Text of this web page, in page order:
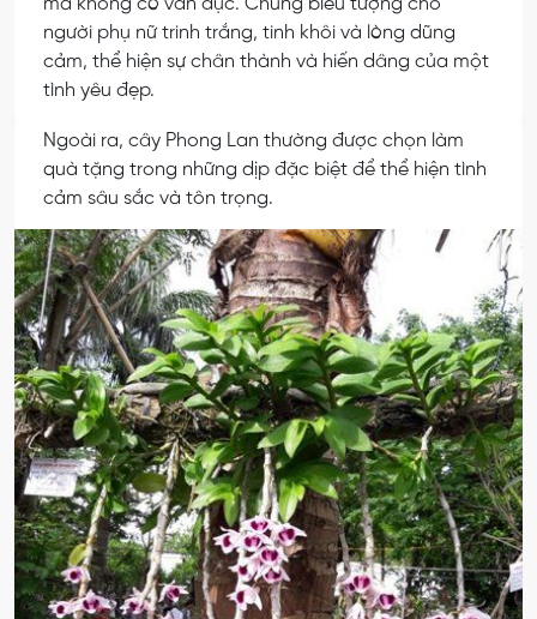
mà không có vấn đục. Chúng biểu tượng cho
người phụ nữ trinh trắng, tinh khôi và lòng dũng
cảm, thể hiện sự chân thành và hiến dâng của một
tình yêu đẹp.
Ngoài ra, cây Phong Lan thường được chọn làm
quà tặng trong những dịp đặc biệt để thể hiện tình
cảm sâu sắc và tôn trọng.